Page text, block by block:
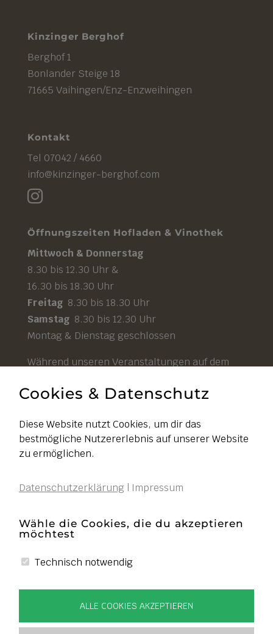
Kinzinger Berghof
Berghof 1
Bonlander Steige 18
71665 Vaihingen/Enz-Enzweihingen
Kontakt
Tel 07042 / 4660
info@kinzinger-berghof.com

Öffnungszeiten Hofladen & Vinothek
Mittwoch & Donnerstag
8.30 bis 12.30 Uhr &
16.30 bis 18.30 Uhr
Freitag8.30 bis 18.30 Uhr
Samstag8.30 bis 12.30 Uhr
Montag & Dienstag geschlossen
Während unseren Veranstaltungen auf dem
Impressum
AGB
Liefer- und Zahlungsbedingungen
Cookies bearbeiten
VERTRAG WIDERRUFEN
Cookies & Datenschutz
Diese Website nutzt Cookies, um dir das
bestmögliche Nutzererlebnis auf unserer Website
zu ermöglichen.
Datenschutzerklärung Impressum
Wähle die Cookies, die du akzeptieren
möchtest
Technisch notwendig
ALLE COOKIES AKZEPTIEREN